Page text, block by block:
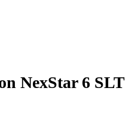
NexStar 6 SLT